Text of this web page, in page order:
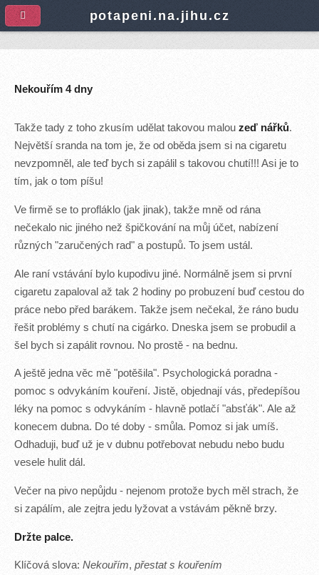
A
Nekouřím 4 dny
Takže tady z toho zkusím udělat takovou malou zeď nářků.
Největší sranda na tom je, že od oběda jsem si na cigaretu
nevzpomněl, ale teď bych si zapálil s takovou chutí!!! Asi je to
tím, jak o tom píšu!
Ve firmě se to profláklo (jak jinak), takže mně od rána
nečekalo nic jiného než špičkování na můj účet, nabízení
různých "zaručených rad" a postupů. To jsem ustál.
Ale raní vstávání bylo kupodivu jiné. Normálně jsem si první
cigaretu zapaloval až tak 2 hodiny po probuzení buď cestou do
práce nebo před barákem. Takže jsem nečekal, že ráno budu
řešit problémy s chutí na cigárko. Dneska jsem se probudil a
šel bych si zapálit rovnou. No prostě - na bednu.
A ještě jedna věc mě "potěšila". Psychologická poradna -
pomoc s odvykáním kouření. Jistě, objednají vás, předepíšou
léky na pomoc s odvykáním - hlavně potlačí "absťák". Ale až
konecem dubna. Do té doby - smůla. Pomoz si jak umíš.
Odhaduji, buď už je v dubnu potřebovat nebudu nebo budu
vesele hulit dál.
Večer na pivo nepůjdu - nejenom protože bych měl strach, že
si zapálím, ale zejtra jedu lyžovat a vstávám pěkně brzy.
Držte palce.
Klíčová slova: Nekouřím, přestat s kouřením
potapeni.na.jihu.cz